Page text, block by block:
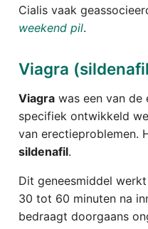
Cialis vaak
weekend pil.
Viagra
Viagra was een van de
specifiek ontwikkeld
van erectieproblemen.
sildenafil.
Dit geneesmiddel
30 tot 60 minuten na
bedraagt doorgaans